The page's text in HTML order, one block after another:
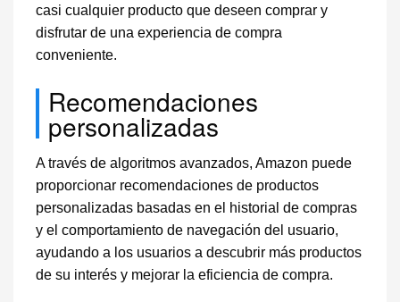
casi cualquier producto que deseen comprar y
disfrutar de una experiencia de compra
conveniente.
Recomendaciones
personalizadas
A través de algoritmos avanzados, Amazon puede
proporcionar recomendaciones de productos
personalizadas basadas en el historial de compras
y el comportamiento de navegación del usuario,
ayudando a los usuarios a descubrir más productos
de su interés y mejorar la eficiencia de compra.